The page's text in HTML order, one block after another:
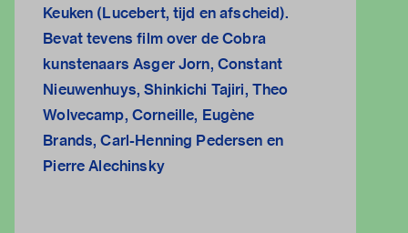
Keuken (Lucebert, tijd en afscheid).
Bevat tevens film over de Cobra
kunstenaars Asger Jorn, Constant
Nieuwenhuys, Shinkichi Tajiri, Theo
Wolvecamp, Corneille, Eugène
Brands, Carl-Henning Pedersen en
Pierre Alechinsky